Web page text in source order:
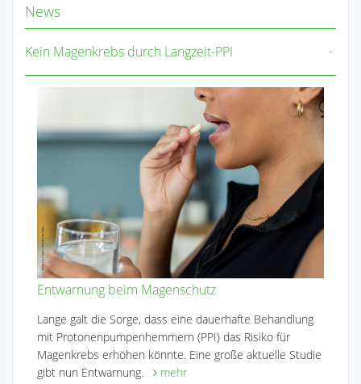
News
Kein Magenkrebs durch Langzeit-PPI
Entwarnung beim Magenschutz
Lange galt die Sorge, dass eine dauerhafte Behandlung
mit Protonenpumpenhemmern (PPI) das Risiko für
Magenkrebs erhöhen könnte. Eine große aktuelle Studie
gibt nun Entwarnung.
mehr